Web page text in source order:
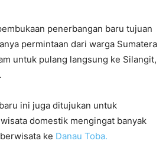
penerbangan baru tujuan
permintaan dari warga Sumatera
untuk pulang langsung ke Silangit,
ini juga ditujukan untuk
domestik mengingat banyak
ke Danau Toba.